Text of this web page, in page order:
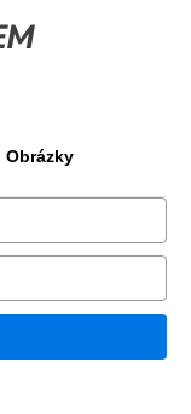
Obrázky